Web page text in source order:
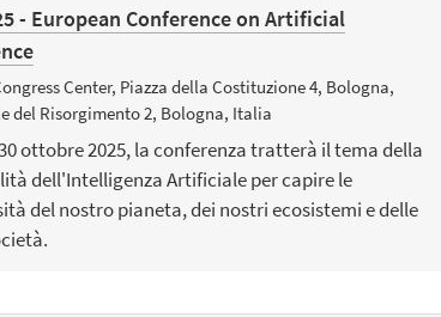
- European Conference on Artificial
Center, Piazza della Costituzione 4, Bologna,
del Risorgimento 2, Bologna, Italia
ottobre 2025, la conferenza tratterà il tema della
dell'Intelligenza Artificiale per capire le
del nostro pianeta, dei nostri ecosistemi e delle